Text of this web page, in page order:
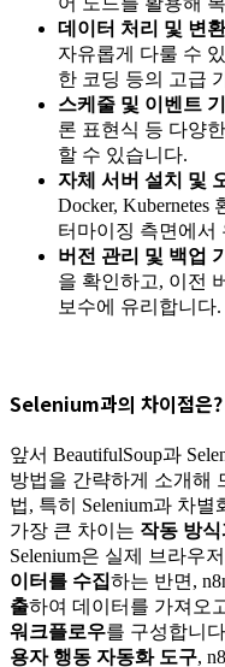
데이터 처리 및 변
자유롭게 다룰 수
한 코딩 등의 고급
스케줄 및 이벤트
론 표현식 등 다양
할 수 있습니다.
자체 서버 설치 및
Docker,
터마이징 측면에서
버전 관리 및 백업
을 확인하고, 이전
보수에 유리합니다.
Selenium과의 차이점은?
앞서 BeautifulSoup과
방법을 간략하게 소개해
법, 특히 Selenium과 차
가장 큰 차이는 작동 방식
Selenium은 실제 브라우
이터를 수집하는 반면,
출하여 데이터를 가져오
워크플로우를 구성합니
용자 행동 자동화 도구,